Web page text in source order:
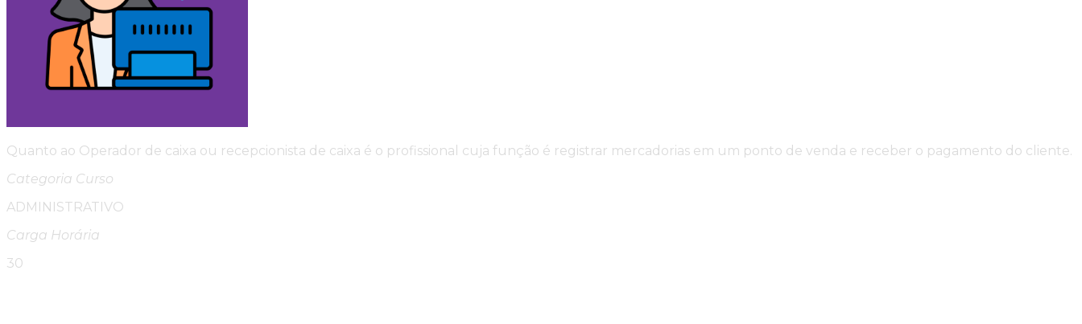
Quanto ao Operador de caixa ou recepcionista de caixa é o profissional cuja função é registrar mercadorias em um ponto de venda e receber o pagamento do cliente.
Categoria Curso
ADMINISTRATIVO
Carga Horária
30